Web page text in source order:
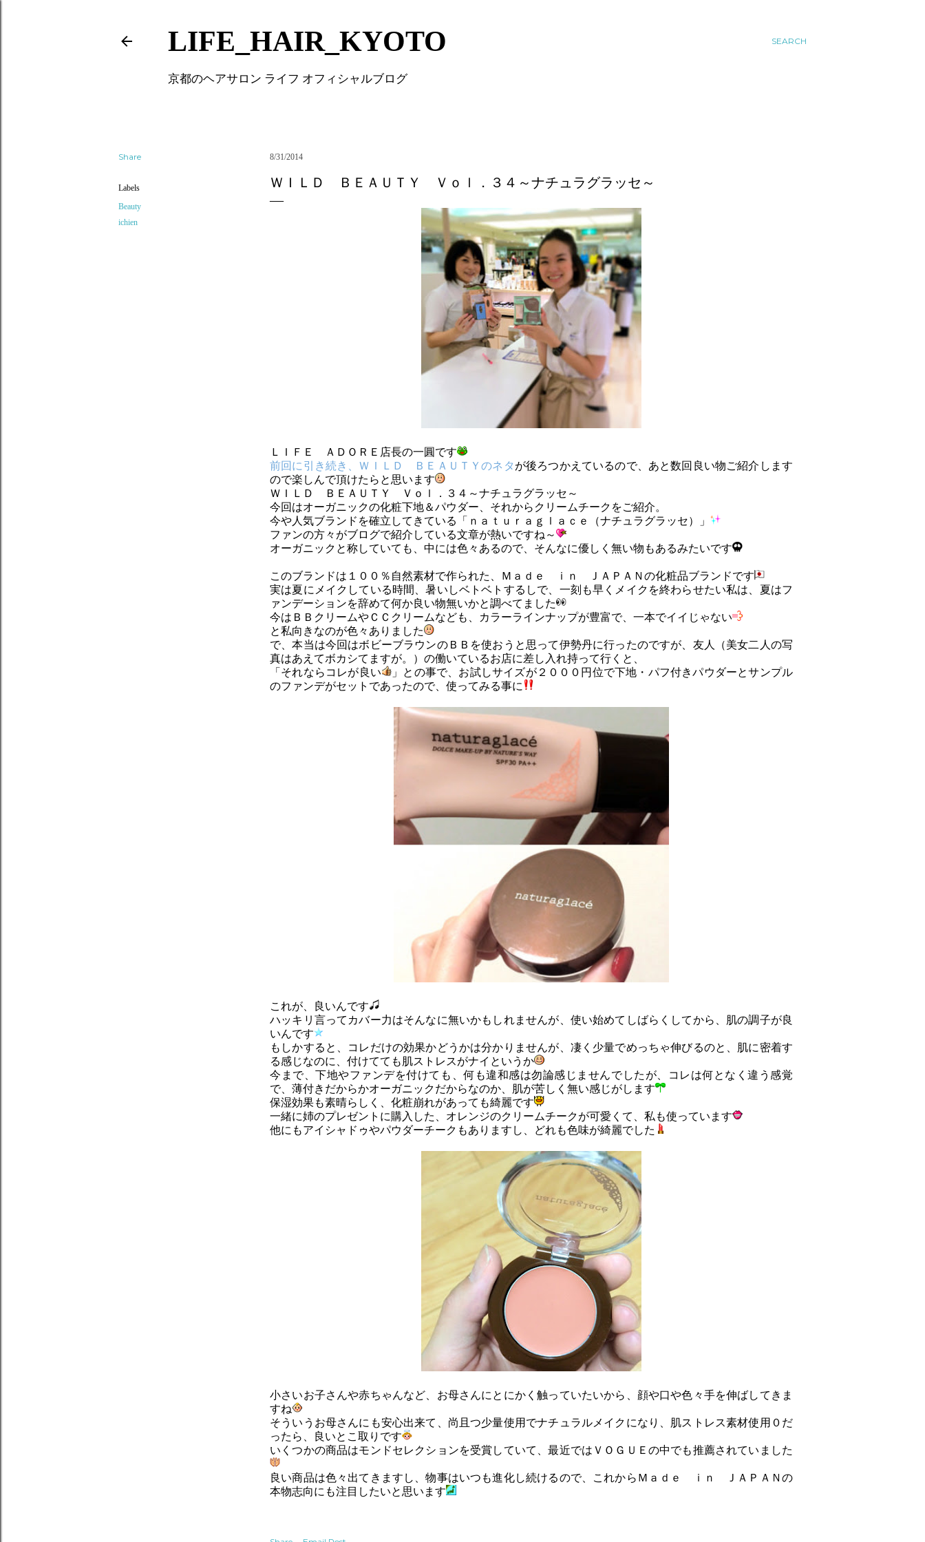
SEARCH
LIFE_HAIR_KYOTO
京都のヘアサロン ライフ オフィシャルブログ
Share
Labels
Beauty
ichien
8/31/2014
ＷＩＬＤ ＢＥＡＵＴＹ Ｖｏｌ．３４～ナチュラグラッセ～
ＬＩＦＥ ＡＤＯＲＥ店長の一圓です
前回に引き続き、ＷＩＬＤ ＢＥＡＵＴＹのネタ が後ろつかえているので、あと数回良い物ご紹介します
ので楽しんで頂けたらと思います
ＷＩＬＤ ＢＥＡＵＴＹ Ｖｏｌ．３４～ナチュラグラッセ～
今回はオーガニックの化粧下地＆パウダー、それからクリームチークをご紹介。
今や人気ブランドを確立してきている「ｎａｔｕｒａｇｌａｃｅ（ナチュラグラッセ）」
ファンの方々がブログで紹介している文章が熱いですね～
オーガニックと称していても、中には色々あるので、そんなに優しく無い物もあるみたいです
このブランドは１００％自然素材で作られた、Ｍａｄｅ ｉｎ ＪＡＰＡＮの化粧品ブランドです
実は夏にメイクしている時間、暑いしベトベトするしで、一刻も早くメイクを終わらせたい私は、夏はフ
ァンデーションを辞めて何か良い物無いかと調べてました
今はＢＢクリームやＣＣクリームなども、カラーラインナップが豊富で、一本でイイじゃない
と私向きなのが色々ありました
で、本当は今回はボビーブラウンのＢＢを使おうと思って伊勢丹に行ったのですが、友人（美女二人の写
真はあえてボカシてますが。）の働いているお店に差し入れ持って行くと、
「それならコレが良い
」との事で、お試しサイズが２０００円位で下地・パフ付きパウダーとサンプル
のファンデがセットであったので、使ってみる事に
これが、良いんです
ハッキリ言ってカバー力はそんなに無いかもしれませんが、使い始めてしばらくしてから、肌の調子が良
いんです
もしかすると、コレだけの効果かどうかは分かりませんが、凄く少量でめっちゃ伸びるのと、肌に密着す
る感じなのに、付けてても肌ストレスがナイというか
今まで、下地やファンデを付けても、何も違和感は勿論感じませんでしたが、コレは何となく違う感覚
で、薄付きだからかオーガニックだからなのか、肌が苦しく無い感じがします
保湿効果も素晴らしく、化粧崩れがあっても綺麗です
一緒に姉のプレゼントに購入した、オレンジのクリームチークが可愛くて、私も使っています
他にもアイシャドゥやパウダーチークもありますし、どれも色味が綺麗でした
小さいお子さんや赤ちゃんなど、お母さんにとにかく触っていたいから、顔や口や色々手を伸ばしてきま
すね
そういうお母さんにも安心出来て、尚且つ少量使用でナチュラルメイクになり、肌ストレス素材使用０だ
ったら、良いとこ取りです
いくつかの商品はモンドセレクションを受賞していて、最近ではＶＯＧＵＥの中でも推薦されていました
良い商品は色々出てきますし、物事はいつも進化し続けるので、これからＭａｄｅ ｉｎ ＪＡＰＡＮの
本物志向にも注目したいと思います